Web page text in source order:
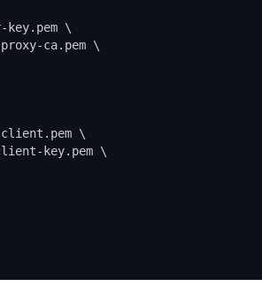
key.pem \
ca.pem \
\
key.pem \